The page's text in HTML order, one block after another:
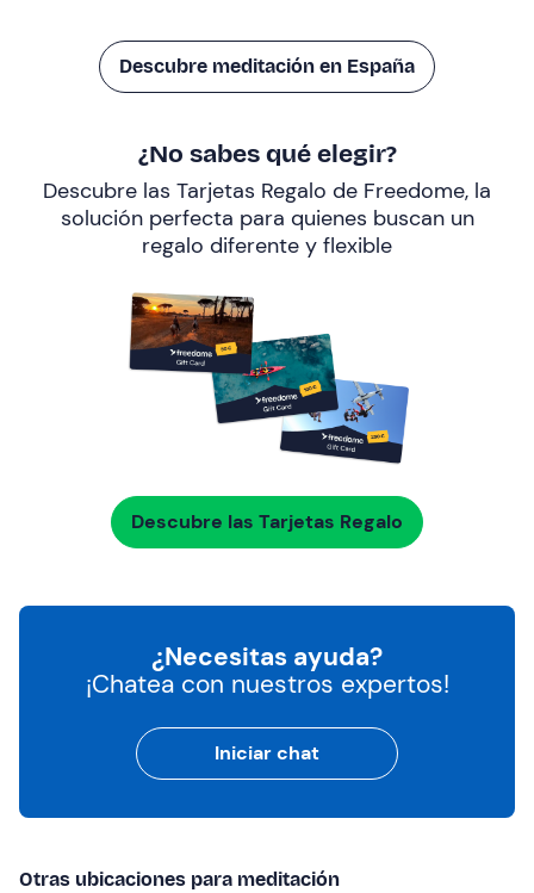
Descubre meditación en España
¿No sabes qué elegir?
Descubre las Tarjetas Regalo de Freedome, la
solución perfecta para quienes buscan un
regalo diferente y flexible
Descubre las Tarjetas Regalo
¿Necesitas ayuda?
¡Chatea con nuestros expertos!
Iniciar chat
Otras ubicaciones para meditación